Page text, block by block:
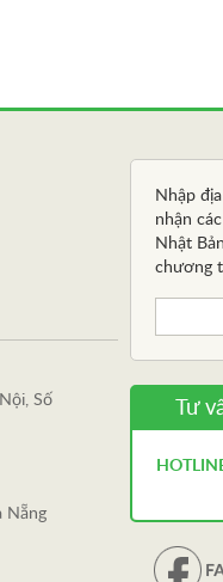
Số
Nẵng
Nhập
nhận
Nhật
chương
Tư